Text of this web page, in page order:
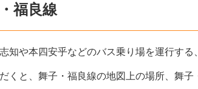
福良線
知や本四安乎などのバス乗り場を運行する
くと、舞子・福良線の地図上の場所、舞